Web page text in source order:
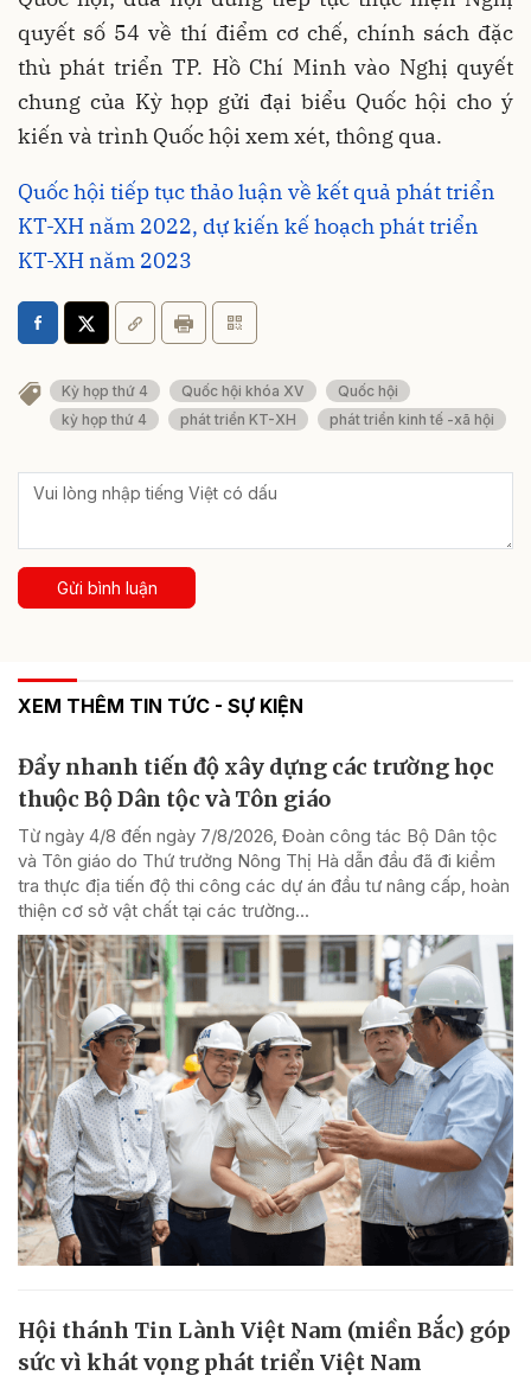
quyết số 54 về thí điểm cơ chế, chính sách đặc
thù phát triển TP. Hồ Chí Minh vào Nghị quyết
chung của Kỳ họp gửi đại biểu Quốc hội cho ý
kiến và trình Quốc hội xem xét, thông qua.
Quốc hội tiếp tục thảo luận về kết quả phát triển
KT-XH năm 2022, dự kiến kế hoạch phát triển
KT-XH năm 2023
Kỳ họp thứ 4 Quốc hội khóa XV
Quốc hội
kỳ họp thứ 4
phát triển KT-XH phát triển kinh tế -xã hội
Gửi bình luận
XEM THÊM TIN TỨC - SỰ KIỆN
Đẩy nhanh tiến độ xây dựng các trường học
thuộc Bộ Dân tộc và Tôn giáo
Từ ngày 4/8 đến ngày 7/8/2026, Đoàn công tác Bộ Dân tộc
và Tôn giáo do Thứ trưởng Nông Thị Hà dẫn đầu đã đi kiểm
tra thực địa tiến độ thi công các dự án đầu tư nâng cấp, hoàn
thiện cơ sở vật chất tại các trường...
Hội thánh Tin Lành Việt Nam (miền Bắc) góp
sức vì khát vọng phát triển Việt Nam